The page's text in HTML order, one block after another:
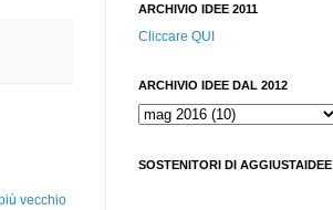
vecchio
ARCHIVIO IDEE 2011
Cliccare QUI
ARCHIVIO IDEE DAL 2012
SOSTENITORI DI AGGIUSTAIDEE